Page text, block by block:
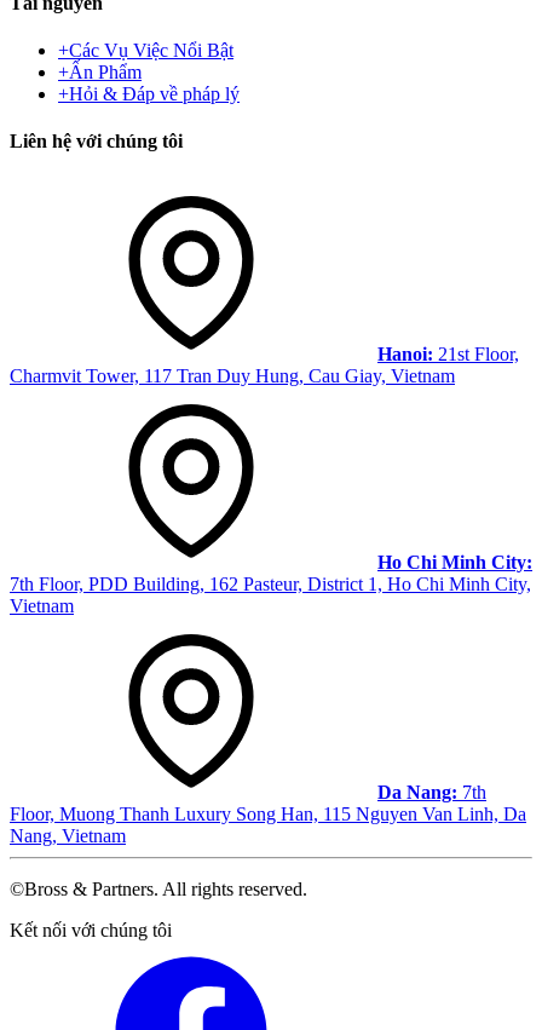
+Các Vụ Việc Nổi Bật
+Ấn Phẩm
+Hỏi & Đáp về pháp lý
Liên hệ với chúng tôi
Hanoi: 21st Floor,
Charmvit Tower, 117 Tran Duy Hung, Cau Giay, Vietnam
Ho Chi Minh City:
7th Floor, PDD Building, 162 Pasteur, District 1, Ho Chi Minh City,
Vietnam
Da Nang: 7th
Floor, Muong Thanh Luxury Song Han, 115 Nguyen Van Linh, Da
Nang, Vietnam
©Bross & Partners. All rights reserved.
Kết nối với chúng tôi